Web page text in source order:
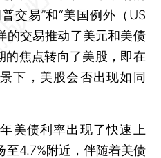
交易”和“美国例外（US
的交易推动了美元和美债
的焦点转向了美股，即在
下，美股会否出现如同
债利率出现了快速上
至4.7%附近，伴随着美债